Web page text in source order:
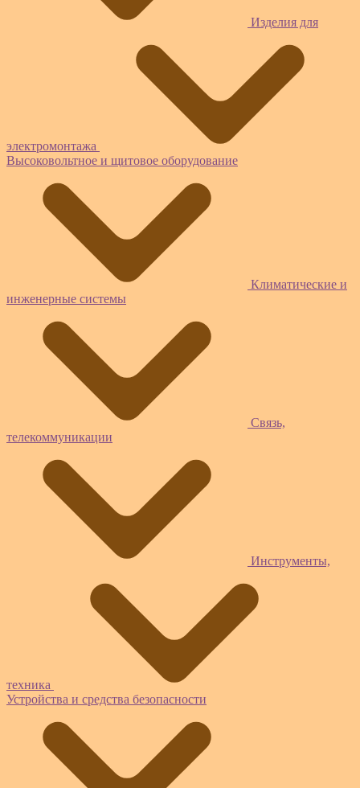
Изделия для
электромонтажа
Высоковольтное и щитовое оборудование
Климатические и
инженерные системы
Связь,
телекоммуникации
Инструменты,
техника
Устройства и средства безопасности